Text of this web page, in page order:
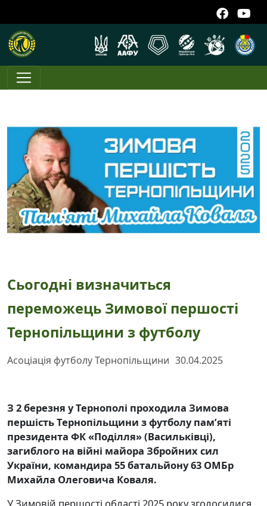
Сьогодні визначиться
переможець Зимової першості
Тернопільщини з футболу
Асоціація футболу Тернопільщини 30.04.2025
З 2 березня у Тернополі проходила Зимова
першість Тернопільщини з футболу пам’яті
президента ФК «Поділля»(Васильківці),
загиблого на війні майора Збройних сил
України, командира 55 батальйону 63 ОМБр
Михайла Олеговича Коваля.